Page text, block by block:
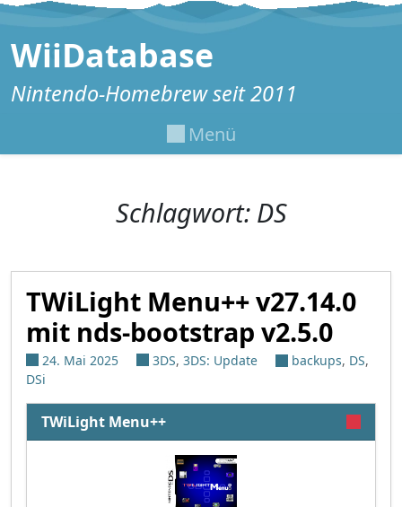
Zum Inhalt springen
WiiDatabase
Nintendo-Homebrew seit 2011
Menü
Schlagwort: DS
TWiLight Menu++ v27.14.0
mit nds-bootstrap v2.5.0
24. Mai 2025 3DS, 3DS: Update backups, DS,
DSi
TWiLight Menu++